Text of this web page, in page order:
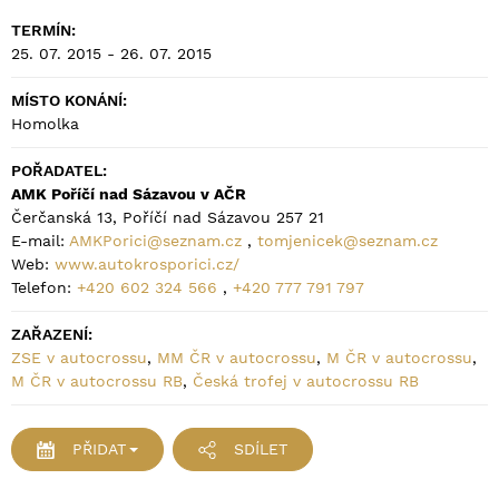
TERMÍN:
25. 07. 2015 - 26. 07. 2015
MÍSTO KONÁNÍ:
Homolka
POŘADATEL:
AMK Poříčí nad Sázavou v AČR
Čerčanská 13, Poříčí nad Sázavou 257 21
E-mail: AMKPorici@seznam.cz , tomjenicek@seznam.cz
Web: www.autokrosporici.cz/
Telefon: +420 602 324 566 , +420 777 791 797
ZAŘAZENÍ:
ZSE v autocrossu, MM ČR v autocrossu, M ČR v autocrossu,
M ČR v autocrossu RB, Česká trofej v autocrossu RB
PŘIDAT SDÍLET